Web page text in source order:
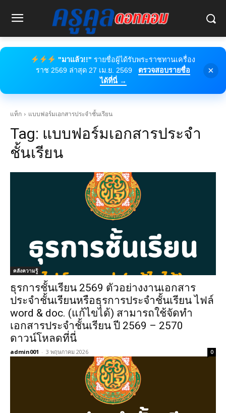
"มาแล้ว!!" รายชื่อผู้ได้รับพระราชทานเครื่อง
ราช 2569 ล่าสุด 27 เม.ย. 2569
ตรวจสอบรายชื่อ
ได้ที่นี่ →
×
แท็ก แบบฟอร์มเอกสารประจำชั้นเรียน
Tag: แบบฟอร์มเอกสารประจำ
ชั้นเรียน
คลังความรู้
ธุรการชั้นเรียน 2569 ตัวอย่างงานเอกสาร
ประจำชั้นเรียนหรือธุรการประจำชั้นเรียน ไฟล์
word & doc. (แก้ไขได้) สามารถใช้จัดทำ
เอกสารประจำชั้นเรียน ปี 2569 – 2570
ดาวน์โหลดที่นี่
admin001 - 3 พฤษภาคม 2026 0